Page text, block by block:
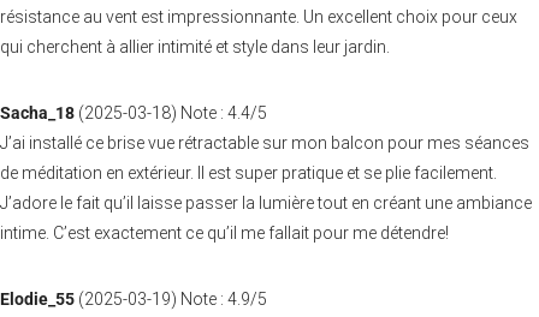
résistance au vent est impressionnante. Un excellent choix pour ceux
qui cherchent à allier intimité et style dans leur jardin.
Sacha_18 (2025-03-18) Note : 4.4/5
J’ai installé ce brise vue rétractable sur mon balcon pour mes séances
de méditation en extérieur. Il est super pratique et se plie facilement.
J’adore le fait qu’il laisse passer la lumière tout en créant une ambiance
intime. C’est exactement ce qu’il me fallait pour me détendre!
Elodie_55 (2025-03-19) Note : 4.9/5